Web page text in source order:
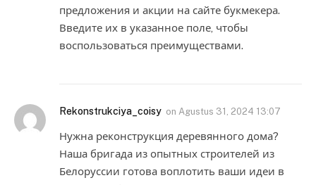
предложения и акции на сайте букмекера.
Введите их в указанное поле, чтобы
воспользоваться преимуществами.
Rekonstrukciya_coisy on Agustus 31, 2024 13:07
Нужна реконструкция деревянного дома?
Наша бригада из опытных строителей из
Белоруссии готова воплотить ваши идеи в